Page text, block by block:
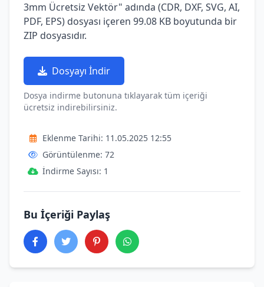
3mm Ücretsiz Vektör" adında (CDR, DXF, SVG, AI,
PDF, EPS) dosyası içeren 99.08 KB boyutunda bir
ZIP dosyasıdır.
Dosyayı İndir
Dosya indirme butonuna tıklayarak tüm içeriği
ücretsiz indirebilirsiniz.
Eklenme Tarihi: 11.05.2025 12:55
Görüntülenme: 72
İndirme Sayısı: 1
Bu İçeriği Paylaş